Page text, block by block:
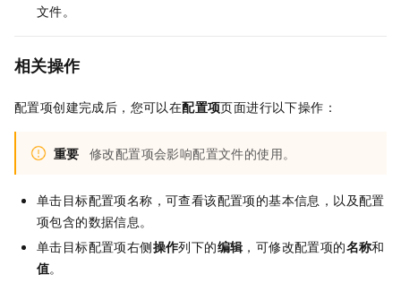
文件。
相关操作
配置项创建完成后，您可以在配置项页面进行以下操作：
重要 修改配置项会影响配置文件的使用。
单击目标配置项名称，可查看该配置项的基本信息，以及配置
项包含的数据信息。
单击目标配置项右侧操作列下的编辑 ，可修改配置项的名称和
值。